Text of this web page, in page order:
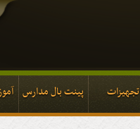
تجهیزات پینت بال مدارس